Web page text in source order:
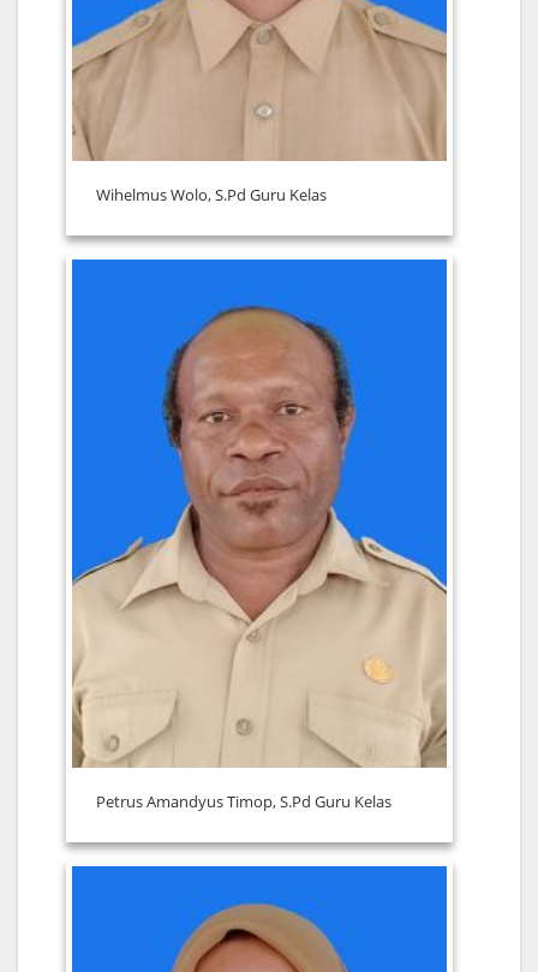
Wihelmus Wolo, S.Pd Guru Kelas
Petrus Amandyus Timop, S.Pd Guru Kelas